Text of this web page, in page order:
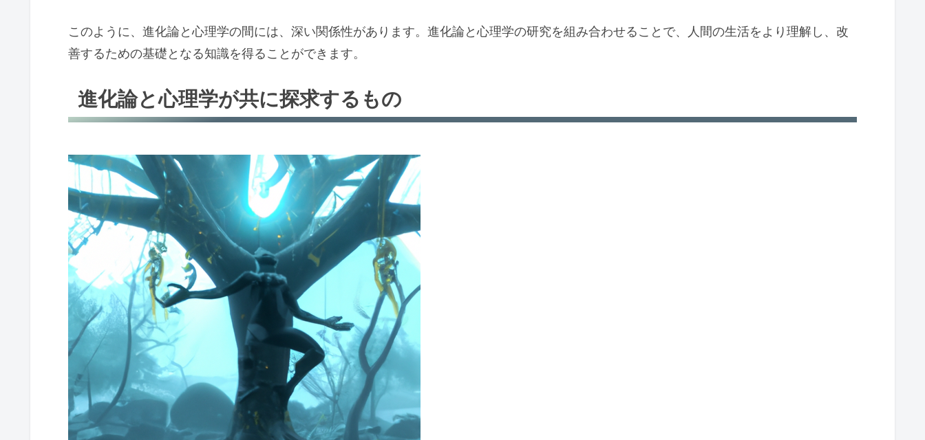
このように、進化論と心理学の間には、深い関係性があります。進化論と心理学の研究を組み合わせることで、人間の生活をより理解し、改
善するための基礎となる知識を得ることができます。
進化論と心理学が共に探求するもの